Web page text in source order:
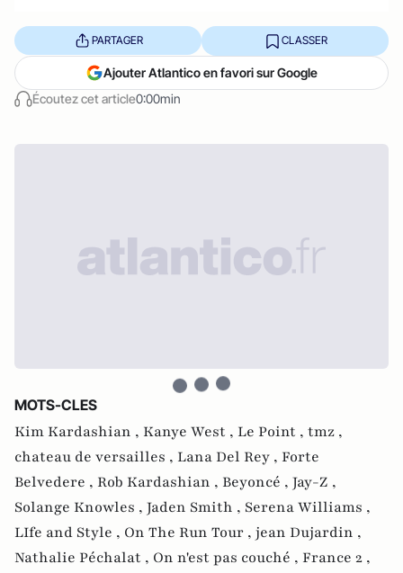
Écoutez cet article0:00min
PARTAGER CLASSER
Ajouter Atlantico en favori sur Google
MOTS-CLES
Kim Kardashian , Kanye West , Le Point , tmz ,
chateau de versailles , Lana Del Rey , Forte
Belvedere , Rob Kardashian , Beyoncé , Jay-Z ,
Solange Knowles , Jaden Smith , Serena Williams ,
LIfe and Style , On The Run Tour , jean Dujardin ,
Nathalie Péchalat , On n'est pas couché , France 2 ,